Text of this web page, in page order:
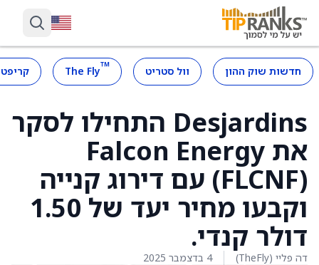
חדשות שוק ההון וול סטריט ™
The Fly
Desjardins התחילו לסקר
את Falcon Energy
(FLCNF) עם דירוג קנייה
וקבעו מחיר יעד של 1.50
דולר קנדי.
דה פליי (TheFly) 4 בדצמבר 2025